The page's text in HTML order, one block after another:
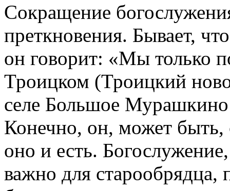
Сокращение
преткновения. Бывает,
он говорит: «Мы только
Троицком (Троицкий
селе Большое
Конечно, он, может быть,
оно и есть.
важно для старообрядца,